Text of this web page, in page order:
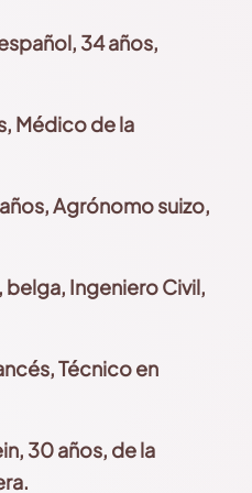
34 años,
Médico de la
Agrónomo suizo,
belga, Ingeniero Civil,
Técnico en
30años, de la